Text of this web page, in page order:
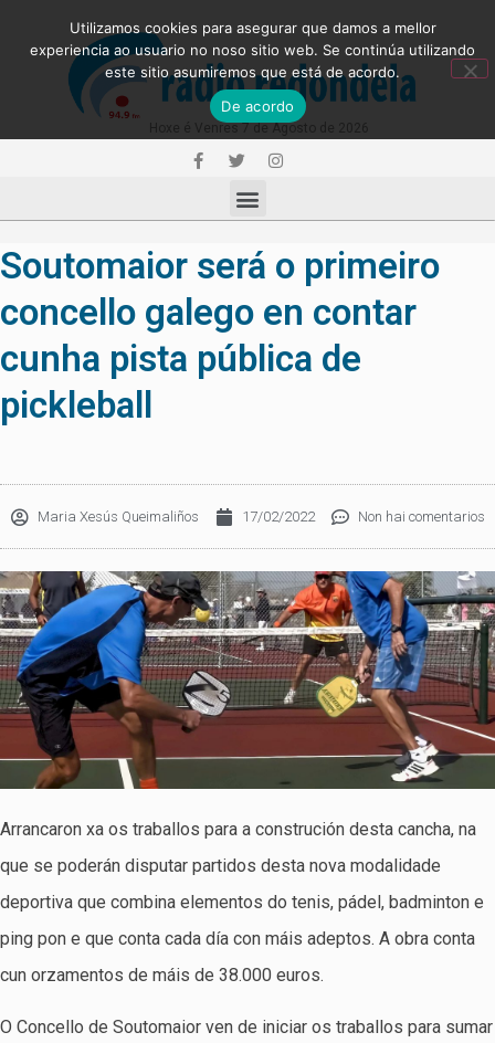
Soutomaior será o primeiro
concello galego en contar
cunha pista pública de
pickleball
Maria Xesús Queimaliños 17/02/2022 Non hai comentarios
Arrancaron xa os traballos para a construción desta cancha, na
que se poderán disputar partidos desta nova modalidade
deportiva que combina elementos do tenis, pádel, badminton e
ping pon e que conta cada día con máis adeptos. A obra conta
cun orzamentos de máis de 38.000 euros.
O Concello de Soutomaior ven de iniciar os traballos para sumar
Utilizamos cookies para asegurar que damos a mellor
experiencia ao usuario no noso sitio web. Se continúa utilizando
este sitio asumiremos que está de acordo.
De acordo